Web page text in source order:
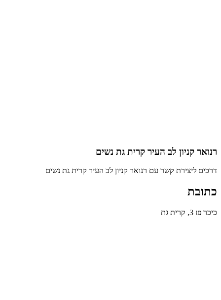
רנואר קניון לב העיר קרית גת נשים
דרכים ליצירת קשר עם רנואר קניון לב העיר קרית גת נשים
כתובת
כיכר פז 3, קרית גת